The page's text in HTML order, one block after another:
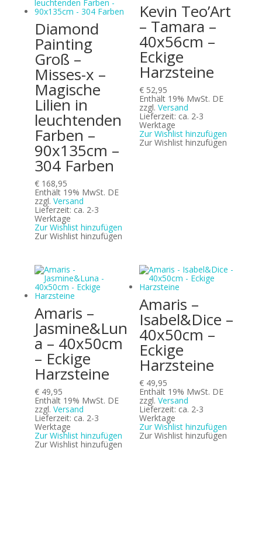
Diamond
Painting
Groß –
Misses-x –
Magische
Lilien in
leuchtenden
Farben –
90x135cm –
304 Farben
€168,95
Enthält 19% MwSt. DE
zzgl. Versand
Lieferzeit: ca. 2-3
Werktage
Zur Wishlist hinzufügen
Zur Wishlist hinzufügen
Kevin Teo’Art
– Tamara –
40x56cm –
Eckige
Harzsteine
€52,95
Enthält 19% MwSt. DE
zzgl. Versand
Lieferzeit: ca. 2-3
Werktage
Zur Wishlist hinzufügen
Zur Wishlist hinzufügen
Amaris –
Jasmine&Lun
a – 40x50cm
– Eckige
Harzsteine
€49,95
Enthält 19% MwSt. DE
zzgl. Versand
Lieferzeit: ca. 2-3
Werktage
Zur Wishlist hinzufügen
Zur Wishlist hinzufügen
Amaris –
Isabel&Dice –
40x50cm –
Eckige
Harzsteine
€49,95
Enthält 19% MwSt. DE
zzgl. Versand
Lieferzeit: ca. 2-3
Werktage
Zur Wishlist hinzufügen
Zur Wishlist hinzufügen